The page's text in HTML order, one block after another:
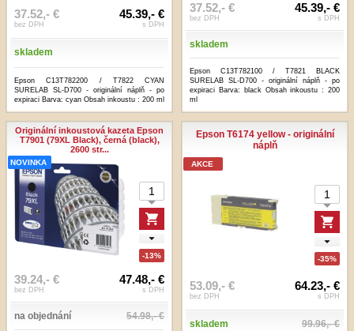
37.52,- €
bez DPH
45.39,- €
s DPH
skladem
Epson C13T782200 / T7822 CYAN
SURELAB SL-D700 - originální náplň - po
expiraci Barva: cyan Obsah inkoustu : 200 ml
37.52,- €
bez DPH
45.39,- €
s DPH
skladem
Epson C13T782100 / T7821 BLACK
SURELAB SL-D700 - originální náplň - po
expiraci Barva: black Obsah inkoustu : 200
ml
Originální inkoustová kazeta Epson
T7901 (79XL Black), černá (black),
2600 str...
NOVINKA
-13%
39.24,- €
bez DPH
47.48,- €
s DPH
na objednání 54.98,- €
Epson T6174 yellow - originální
náplň
AKCE
-35%
53.09,- €
bez DPH
64.23,- €
s DPH
skladem 99.96,- €